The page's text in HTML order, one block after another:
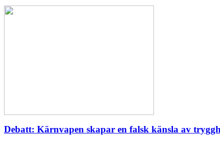
Debatt: Kärnvapen skapar en falsk känsla av